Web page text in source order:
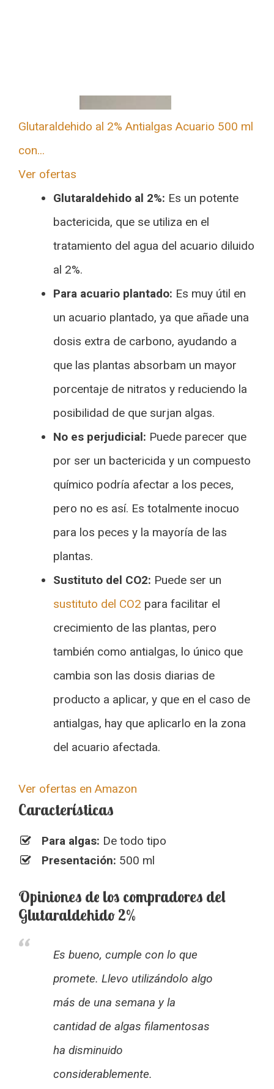
Glutaraldehido al 2% Antialgas Acuario 500 ml
con...
Ver ofertas
Glutaraldehido al 2%: Es un potente
bactericida, que se utiliza en el
tratamiento del agua del acuario diluido
al 2%.
Para acuario plantado: Es muy útil en
un acuario plantado, ya que añade una
dosis extra de carbono, ayudando a
que las plantas absorbam un mayor
porcentaje de nitratos y reduciendo la
posibilidad de que surjan algas.
No es perjudicial: Puede parecer que
por ser un bactericida y un compuesto
químico podría afectar a los peces,
pero no es así. Es totalmente inocuo
para los peces y la mayoría de las
plantas.
Sustituto del CO2: Puede ser un
sustituto del CO2 para facilitar el
crecimiento de las plantas, pero
también como antialgas, lo único que
cambia son las dosis diarias de
producto a aplicar, y que en el caso de
antialgas, hay que aplicarlo en la zona
del acuario afectada.
Ver ofertas en Amazon
Características
Para algas: De todo tipo
Presentación: 500 ml
Opiniones de los compradores del
Glutaraldehido 2%
Es bueno, cumple con lo que
promete. Llevo utilizándolo algo
más de una semana y la
cantidad de algas filamentosas
ha disminuido
considerablemente.